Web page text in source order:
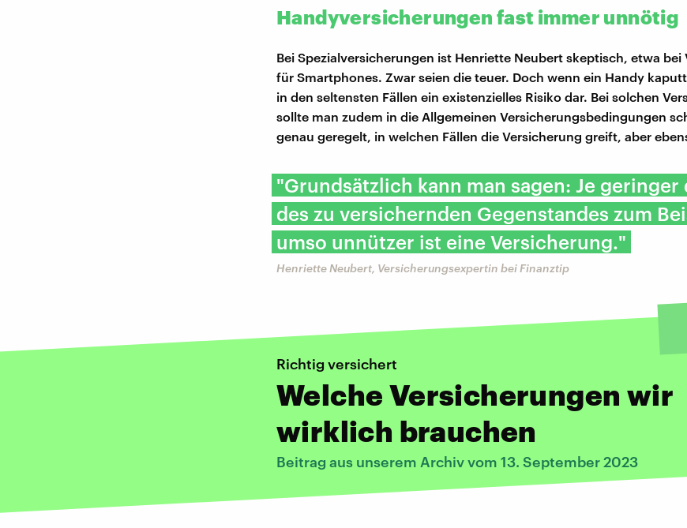
Handyversicherungen fast immer unnötig
Bei Spezialversicherungen ist Henriette Neubert skeptisch, etwa bei
für Smartphones. Zwar seien die teuer. Doch wenn ein Handy
in den seltensten Fällen ein existenzielles Risiko dar. Bei solchen
sollte man zudem in die Allgemeinen Versicherungsbedingungen
genau geregelt, in welchen Fällen die Versicherung greift, aber
"Grundsätzlich kann man sagen: Je geringer
des zu versichernden Gegenstandes zum
umso unnützer ist eine Versicherung."
Henriette Neubert, Versicherungsexpertin bei Finanztip
Richtig versichert
Welche Versicherungen wir
wirklich brauchen
Beitrag aus unserem Archiv vom 13. September 2023